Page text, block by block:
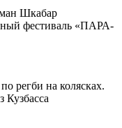
Шкабар
фестиваль «ПАРА­-
регби на колясках.